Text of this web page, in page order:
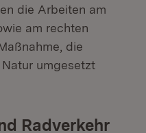
die Arbeiten am
am rechten
die
umgesetzt
Radverkehr